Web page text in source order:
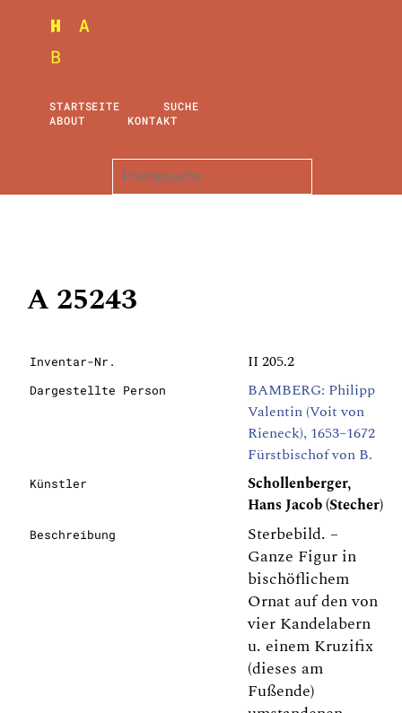
STARTSEITE
SUCHE
ABOUT
KONTAKT
A 25243
Inventar-Nr. II 205.2
Dargestellte Person
BAMBERG: Philipp
Valentin (Voit von
Rieneck), 1653–1672
Fürstbischof von B.
Künstler
Schollenberger,
Hans Jacob (Stecher)
Beschreibung
Sterbebild. –
Ganze Figur in
bischöflichem
Ornat auf den von
vier Kandelabern
u. einem Kruzifix
(dieses am
Fußende)